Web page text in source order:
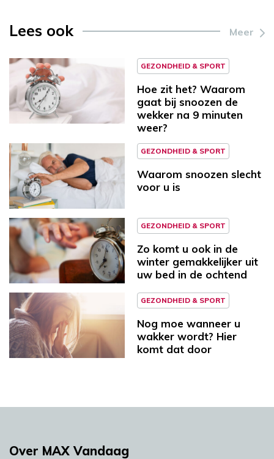
Lees ook Meer
GEZONDHEID & SPORT
Hoe zit het? Waarom
gaat bij snoozen de
wekker na 9 minuten
weer?
GEZONDHEID & SPORT
Waarom snoozen slecht
voor u is
GEZONDHEID & SPORT
Zo komt u ook in de
winter gemakkelijker uit
uw bed in de ochtend
GEZONDHEID & SPORT
Nog moe wanneer u
wakker wordt? Hier
komt dat door
Over MAX Vandaag